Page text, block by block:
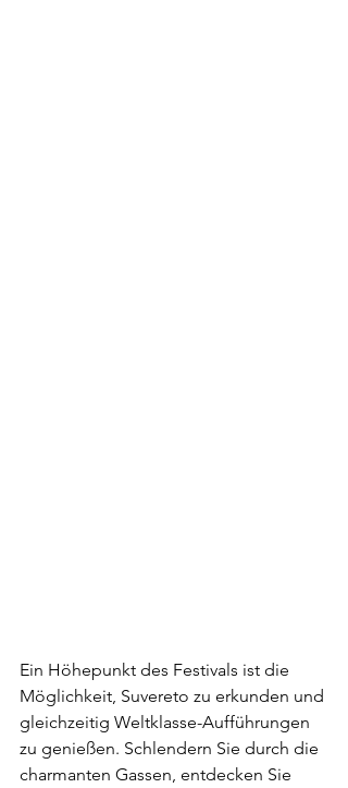
Ein Höhepunkt des Festivals ist die
Möglichkeit, Suvereto zu erkunden und
gleichzeitig Weltklasse-Aufführungen
zu genießen. Schlendern Sie durch die
charmanten Gassen, entdecken Sie